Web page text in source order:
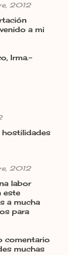
2012
a mi
Irma.-
hostilidades
2012
labor
este
a mucha
para
comentario
muchas